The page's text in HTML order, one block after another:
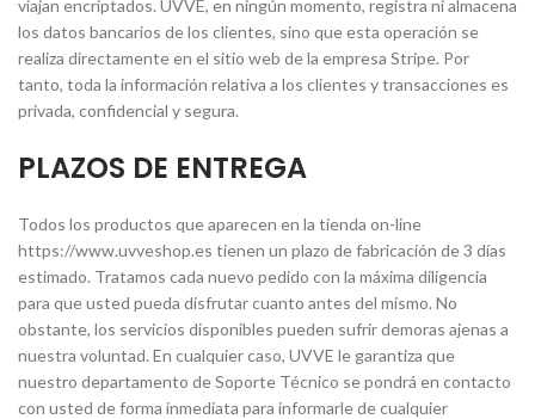
viajan encriptados. UVVE, en ningún momento, registra ni almacena
los datos bancarios de los clientes, sino que esta operación se
realiza directamente en el sitio web de la empresa Stripe. Por
tanto, toda la información relativa a los clientes y transacciones es
privada, confidencial y segura.
PLAZOS DE ENTREGA
Todos los productos que aparecen en la tienda on-line
https://www.uvveshop.es tienen un plazo de fabricación de 3 días
estimado. Tratamos cada nuevo pedido con la máxima diligencia
para que usted pueda disfrutar cuanto antes del mismo. No
obstante, los servicios disponibles pueden sufrir demoras ajenas a
nuestra voluntad. En cualquier caso, UVVE le garantiza que
nuestro departamento de Soporte Técnico se pondrá en contacto
con usted de forma inmediata para informarle de cualquier